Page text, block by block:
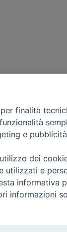
finalità
e
dei
utilizzati e
informativa
informazioni